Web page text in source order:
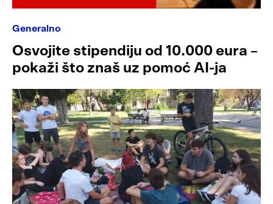
Generalno
Osvojite stipendiju od 10.000 eura –
pokaži što znaš uz pomoć AI-ja